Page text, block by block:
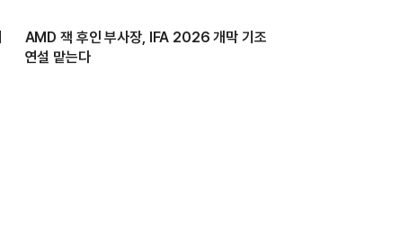
AMD 잭 후인 부사장, IFA 2026 개막 기조
연설 맡는다